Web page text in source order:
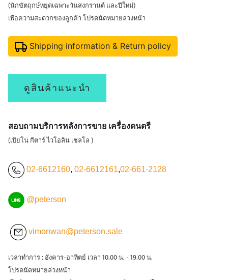
(นักขัตฤกษ์หยุดเฉพาะวันสงกรานต์ และปีใหม่)
เพื่อความสะดวกของลูกค้า โปรดนัดหมายล่วงหน้า
Shipping information & Return policy
ดูสินค้าแนะนำ
สอบถามบริการหลังการขาย เครื่องดนตรี
(เปียโน กีตาร์ ไวโอลิน เชลโล )
02-6612160, 02-6612161,02-661-2128
@peterson
vimonwan@peterson.sale
เวลาทำการ : อังคาร-อาทิตย์ เวลา 10.00 น. - 19.00 น.
โปรดนัดหมายล่วงหน้า